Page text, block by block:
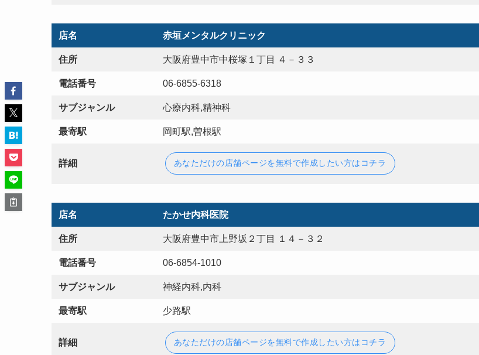
店名 赤垣メンタルクリニック
住所 大阪府豊中市中桜塚１丁目 ４－３３
電話番号 06-6855-6318
サブジャンル 心療内科,精神科
最寄駅 岡町駅,曽根駅
詳細 あなただけの店舗ページを無料で作成したい方はコチラ
店名 たかせ内科医院
住所 大阪府豊中市上野坂２丁目 １４－３２
電話番号 06-6854-1010
サブジャンル 神経内科,内科
最寄駅 少路駅
詳細 あなただけの店舗ページを無料で作成したい方はコチラ